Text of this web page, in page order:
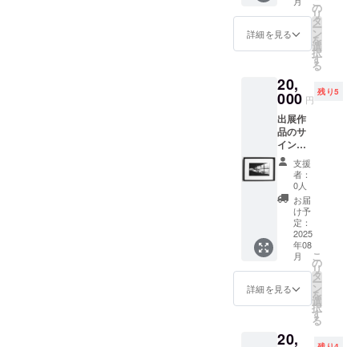
証明書
付き、
額装）
・
cm） ・
無光沢
のファ
イン
アート
紙 ・送
料込み
（宅配
便）
詳細を見る
の
リ
タ
ー
ン
を
選
択
す
る
20,
000 円
残り5
出展作
品のサ
イン入
りプリ
ント作
品・リ
スザル
（エ
ディ
ション
5、作品
証明書
付き、
額装）
・
cm） ・
支援
者：
0人
お届
け予
定：
2025
年08
月
詳細を見る
こ
の
リ
タ
ー
ン
を
選
択
す
る
20,